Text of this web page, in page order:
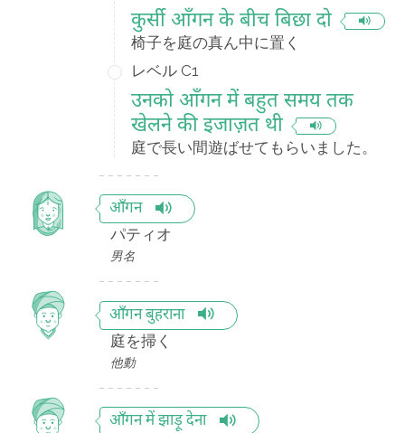
कुर्सी आँगन के बीच बिछा दो
椅子を庭の真ん中に置く
レベル C1
उनको आँगन में बहुत समय तक
खेलने की इजाज़त थी
庭で長い間遊ばせてもらいました。
आँगन
パティオ
男名
आँगन बुहराना
庭を掃く
他動
आँगन में झाड़ू देना